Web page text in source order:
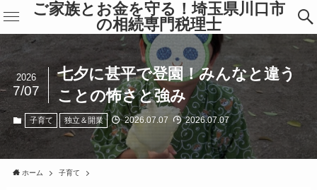
ご家族とお金を守る！埼玉県川口市
の相続専門税理士
七夕に甚平で登園！みんなと違う
ことの怖さと強み
2026
7/07
子育て 独立＆開業 2026.07.07 2026.07.07
ホーム 子育て